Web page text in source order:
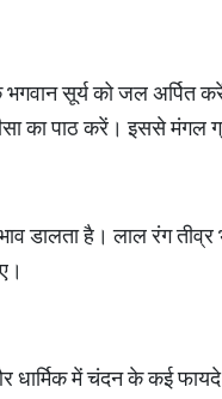
सूर्य को जल अर्पित
का पाठ करें। इससे मंगल
डालता है। लाल रंग
में चंदन के कई फायदे